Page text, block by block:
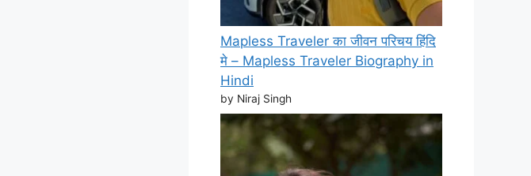
Mapless Traveler का जीवन परिचय हिंदि
मे – Mapless Traveler Biography in
Hindi
by Niraj Singh